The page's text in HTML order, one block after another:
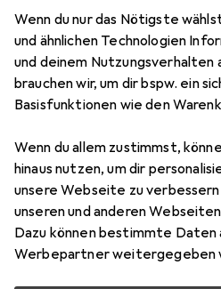
Wenn du nur das Nötigste
und ähnlichen Technologien
und deinem
brauchen wir, um dir bspw. ein
Basisfunktionen wie den
Wenn du allem zustimmst,
hinaus nutzen, um dir
unsere Webseite zu
unseren und anderen
Dazu können bestimmte Daten
Werbepartner weitergegeben